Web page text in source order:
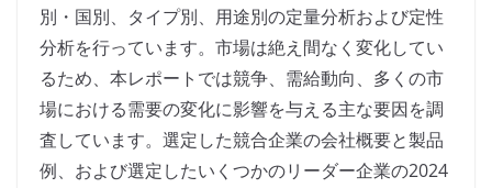
別・国別、タイプ別、用途別の定量分析および定性
分析を行っています。市場は絶え間なく変化してい
るため、本レポートでは競争、需給動向、多くの市
場における需要の変化に影響を与える主な要因を調
査しています。選定した競合企業の会社概要と製品
例、および選定したいくつかのリーダー企業の2024